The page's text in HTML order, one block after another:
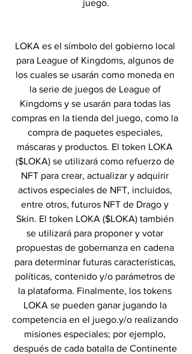
juego.
LOKA es el símbolo del gobierno local
para League of Kingdoms, algunos de
los cuales se usarán como moneda en
la serie de juegos de League of
Kingdoms y se usarán para todas las
compras en la tienda del juego, como la
compra de paquetes especiales,
máscaras y productos. El token LOKA
($LOKA) se utilizará como refuerzo de
NFT para crear, actualizar y adquirir
activos especiales de NFT, incluidos,
entre otros, futuros NFT de Drago y
Skin. El token LOKA ($LOKA) también
se utilizará para proponer y votar
propuestas de gobernanza en cadena
para determinar futuras características,
políticas, contenido y/o parámetros de
la plataforma. Finalmente, los tokens
LOKA se pueden ganar jugando la
competencia en el juego.y/o realizando
misiones especiales; por ejemplo,
después de cada batalla de Continente